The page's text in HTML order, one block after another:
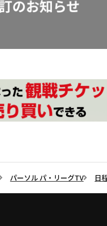
パーソル パ・リーグTV 日